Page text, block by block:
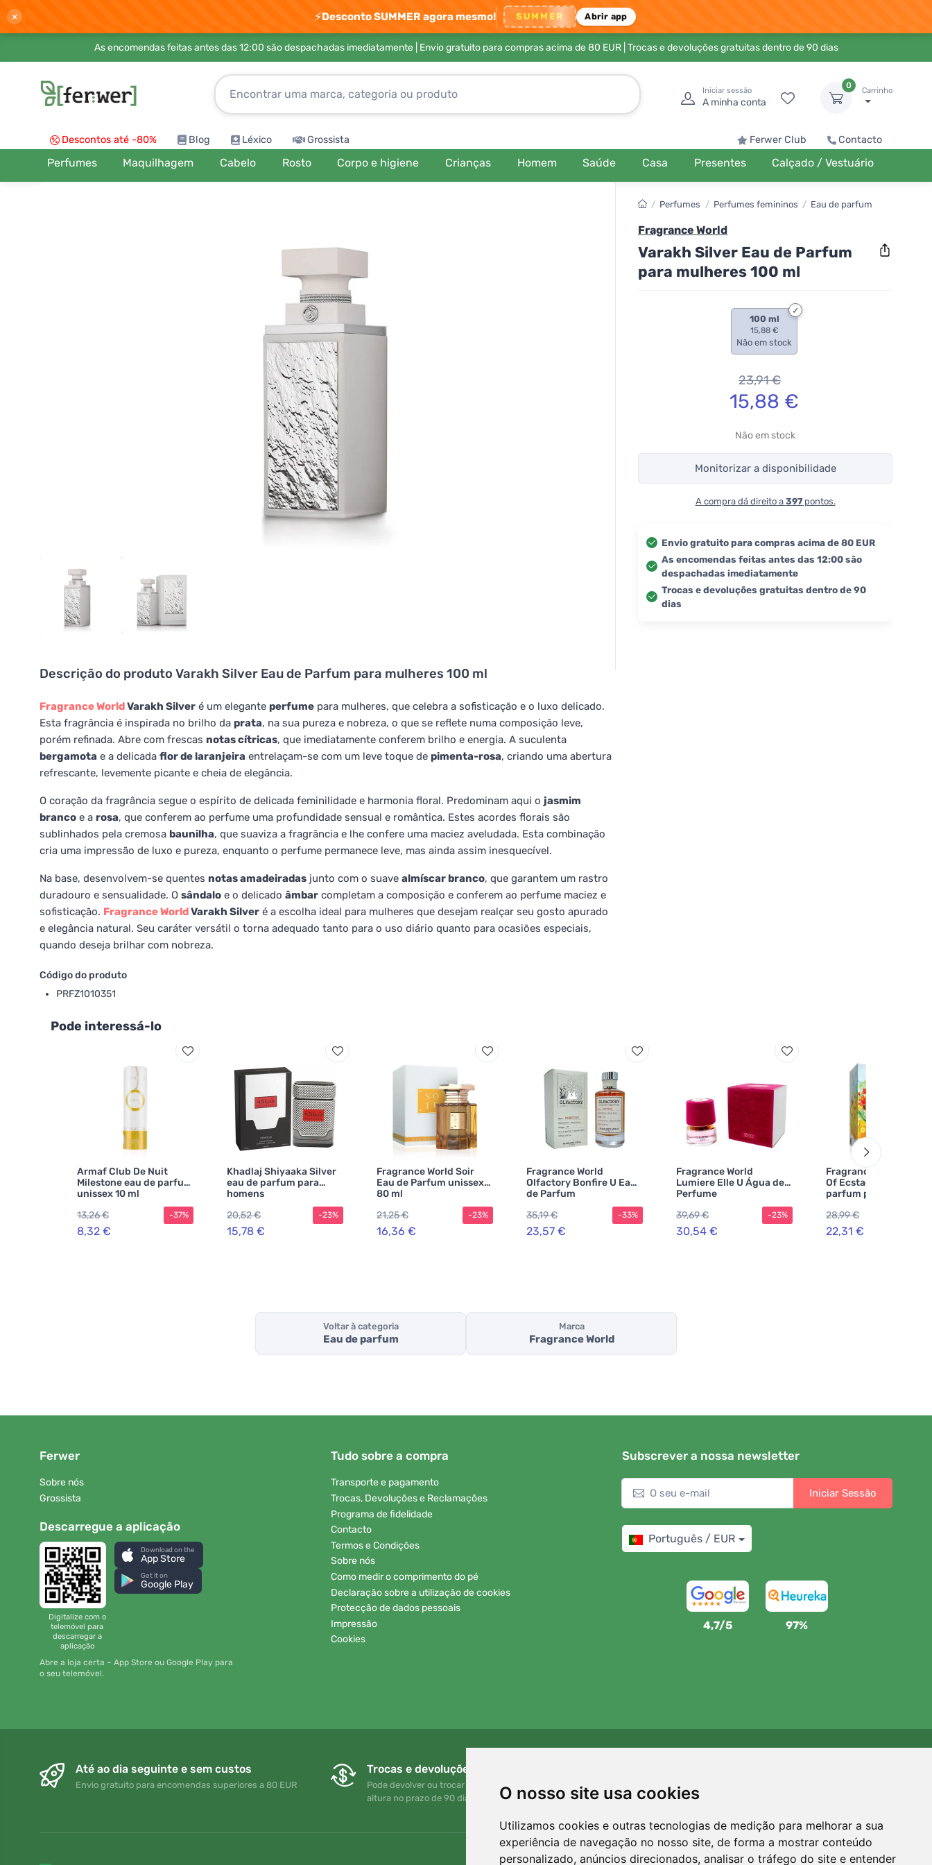
O nosso site usa cookies
Utilizamos cookies e outras tecnologias de medição para melhorar a sua
experiência de navegação no nosso site, de forma a mostrar conteúdo
personalizado, anúncios direcionados, analisar o tráfego do site e entender
× ⚡Desconto SUMMER agora mesmo! SUMMER Abrir app
As encomendas feitas antes das 12:00 são despachadas imediatamente | Envio gratuito para compras acima de 80 EUR| Trocas e devoluções gratuitas dentro de 90 dias
Iniciar sessão
A minha conta
0
Carrinho
Descontos até -80% Blog Léxico Grossista Ferwer Club Contacto
Perfumes Maquilhagem Cabelo Rosto Corpo e higiene Crianças Homem Saúde Casa Presentes Calçado / Vestuário
Descrição do produto Varakh Silver Eau de Parfum para mulheres 100 ml
Fragrance WorldVarakh Silver é um elegante perfume para mulheres, que celebra a sofisticação e o luxo delicado.
Esta fragrância é inspirada no brilho da prata, na sua pureza e nobreza, o que se reflete numa composição leve,
porém refinada. Abre com frescas notas cítricas, que imediatamente conferem brilho e energia. A suculenta
bergamota e a delicada flor de laranjeira entrelaçam-se com um leve toque de pimenta-rosa, criando uma abertura
refrescante, levemente picante e cheia de elegância.
O coração da fragrância segue o espírito de delicada feminilidade e harmonia floral. Predominam aqui o jasmim
branco e a rosa, que conferem ao perfume uma profundidade sensual e romântica. Estes acordes florais são
sublinhados pela cremosa baunilha, que suaviza a fragrância e lhe confere uma maciez aveludada. Esta combinação
cria uma impressão de luxo e pureza, enquanto o perfume permanece leve, mas ainda assim inesquecível.
Na base, desenvolvem-se quentes notas amadeiradas junto com o suave almíscar branco, que garantem um rastro
duradouro e sensualidade. O sândalo e o delicado âmbar completam a composição e conferem ao perfume maciez e
sofisticação. Fragrance WorldVarakh Silver é a escolha ideal para mulheres que desejam realçar seu gosto apurado
e elegância natural. Seu caráter versátil o torna adequado tanto para o uso diário quanto para ocasiões especiais,
quando deseja brilhar com nobreza.
Código do produto
PRFZ1010351
/ Perfumes / Perfumes femininos / Eau de parfum
Fragrance World
Varakh Silver Eau de Parfum
para mulheres 100 ml
100 ml
15,88 €
Não em stock
23,91€
15,88 €
Não em stock
Monitorizar a disponibilidade
A compra dá direito a 397pontos.
Envio gratuito para compras acima de 80 EUR
As encomendas feitas antes das 12:00 são
despachadas imediatamente
Trocas e devoluções gratuitas dentro de 90
dias
Pode interessá-lo
Armaf Club De Nuit
Milestone eau de parfum
unissex 10 ml
13,26 €
8,32 €
-37%
Khadlaj Shiyaaka Silver
eau de parfum para
homens
20,52 €
15,78 €
-23%
Fragrance World Soir
Eau de Parfum unissex
80 ml
21,25 €
16,36 €
-23%
Fragrance World
Olfactory Bonfire U Eau
de Parfum
35,19 €
23,57 €
-33%
Fragrance World
Lumiere Elle U Água de
Perfume
39,69 €
30,54 €
-23%
Fragrance World
Of Ecstacy eau de
parfum para mulheres
28,99 €
22,31 €
Voltar à categoria
Eau de parfum
Marca
Fragrance World
Ferwer
Sobre nós
Grossista
Descarregue a aplicação
Digitalize com o
telemóvel para
descarregar a
aplicação
Download on the
App Store
Get it on
Google Play
Abre a loja certa – App Store ou Google Play para
o seu telemóvel.
Tudo sobre a compra
Transporte e pagamento
Trocas, Devoluções e Reclamações
Programa de fidelidade
Contacto
Termos e Condições
Sobre nós
Como medir o comprimento do pé
Declaração sobre a utilização de cookies
Protecção de dados pessoais
Impressão
Cookies
Subscrever a nossa newsletter
Iniciar Sessão
Português / EUR
4,7/5 97%
Até ao dia seguinte e sem custos
Envio gratuito para encomendas superiores a 80 EUR
Trocas e devoluções gratuitas
Pode devolver ou trocar a sua encomenda em qualquer
altura no prazo de 90 dias
Para cada encomenda plantamos uma árvore! Leia mais
Sobre nós